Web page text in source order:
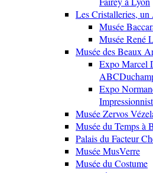
Les Cristalleries,
Musée
Musée René
Musée des Beaux
Expo Marcel
Expo
Musée Zervos
Musée du Temps à
Palais du Facteur
Musée MusVerre
Musée du Costume